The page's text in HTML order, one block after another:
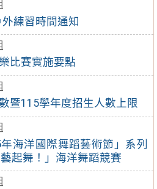
外練習時間通知
比賽實施要點
暨115學年度招生人數上限
海洋國際舞蹈藝術節」系列
起舞！」海洋舞蹈競賽